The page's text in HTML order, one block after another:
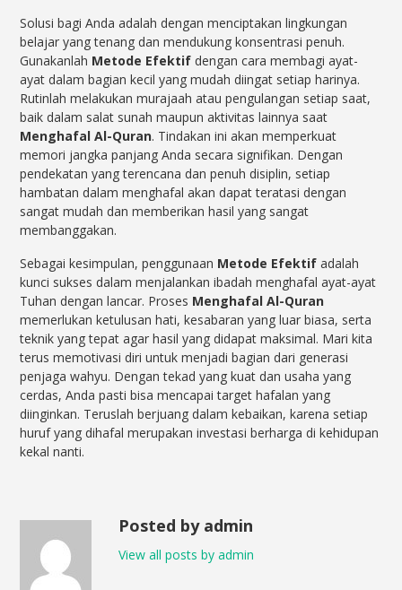
Solusi bagi Anda adalah dengan menciptakan lingkungan
belajar yang tenang dan mendukung konsentrasi penuh.
Gunakanlah Metode Efektif dengan cara membagi ayat-
ayat dalam bagian kecil yang mudah diingat setiap harinya.
Rutinlah melakukan murajaah atau pengulangan setiap saat,
baik dalam salat sunah maupun aktivitas lainnya saat
Menghafal Al-Quran. Tindakan ini akan memperkuat
memori jangka panjang Anda secara signifikan. Dengan
pendekatan yang terencana dan penuh disiplin, setiap
hambatan dalam menghafal akan dapat teratasi dengan
sangat mudah dan memberikan hasil yang sangat
membanggakan.
Sebagai kesimpulan, penggunaan Metode Efektif adalah
kunci sukses dalam menjalankan ibadah menghafal ayat-ayat
Tuhan dengan lancar. Proses Menghafal Al-Quran
memerlukan ketulusan hati, kesabaran yang luar biasa, serta
teknik yang tepat agar hasil yang didapat maksimal. Mari kita
terus memotivasi diri untuk menjadi bagian dari generasi
penjaga wahyu. Dengan tekad yang kuat dan usaha yang
cerdas, Anda pasti bisa mencapai target hafalan yang
diinginkan. Teruslah berjuang dalam kebaikan, karena setiap
huruf yang dihafal merupakan investasi berharga di kehidupan
kekal nanti.
Posted by admin
View all posts by admin